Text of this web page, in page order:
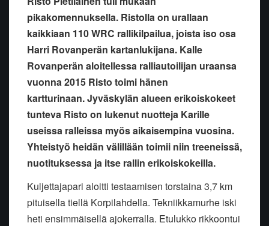
pikakomennuksella. Ristolla on urallaan
kaikkiaan 110 WRC rallikilpailua, joista iso osa
Harri Rovanperän kartanlukijana. Kalle
Rovanperän aloitellessa ralliautoilijan uraansa
vuonna 2015 Risto toimi hänen
kartturinaan. Jyväskylän alueen erikoiskokeet
tunteva Risto on lukenut nuotteja Karille
useissa ralleissa myös aikaisempina vuosina.
Yhteistyö heidän välillään toimii niin treeneissä,
nuotituksessa ja itse rallin erikoiskokeilla.
Kuljettajapari aloitti testaamisen torstaina 3,7 km
pituisella tiellä Korpilahdella. Tekniikkamurhe iski
heti ensimmäisellä ajokerralla. Etulukko rikkoontui